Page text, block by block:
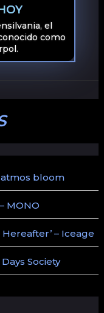
el
como
atmos bloom
MONO
Hereafter’ – Iceage
Days Society